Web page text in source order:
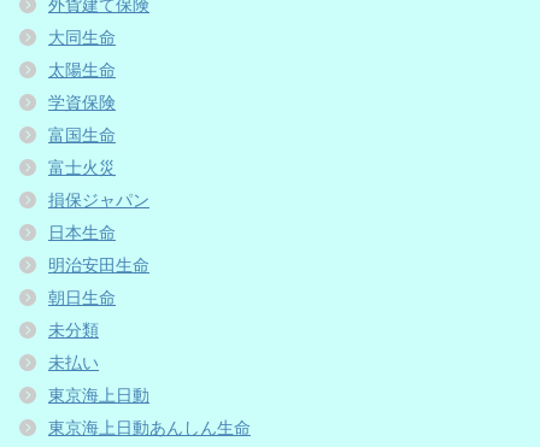
外貨建て保険
大同生命
太陽生命
学資保険
富国生命
富士火災
損保ジャパン
日本生命
明治安田生命
朝日生命
未分類
未払い
東京海上日動
東京海上日動あんしん生命